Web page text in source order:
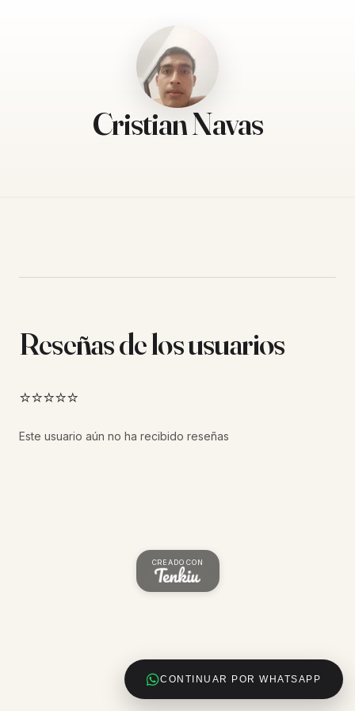
Cristian Navas
CONTINUAR POR WHATSAPP
Reseñas de los usuarios
⭐⭐⭐⭐⭐
Este usuario aún no ha recibido reseñas
CREADO CON